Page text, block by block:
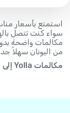
مكالمات واضحة
من اليونان سهلاً
مكالمات Yolla إلى Yolla مجانية دائماً!